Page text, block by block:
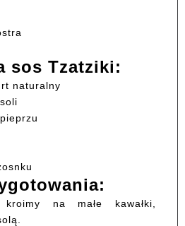
sos Tzatziki:
naturalny
kroimy na małe kawałki,